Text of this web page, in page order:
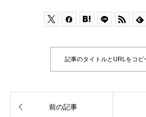
    
記事のタイトルとURLをコピ
 前の記事